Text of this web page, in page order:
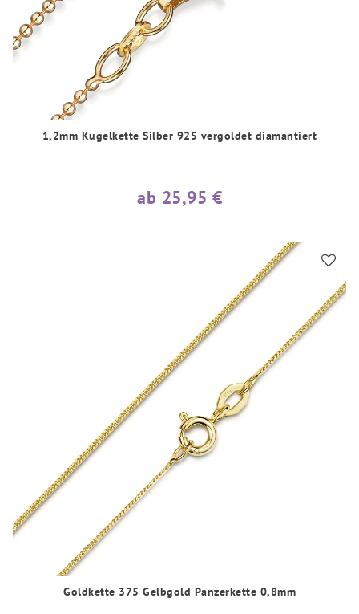
1,2mm Kugelkette Silber 925 vergoldet diamantiert
ab 25,95 €
Goldkette 375 Gelbgold Panzerkette 0,8mm